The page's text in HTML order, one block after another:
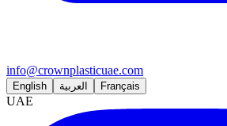
info@crownplasticuae.com
English العربية Français
UAE